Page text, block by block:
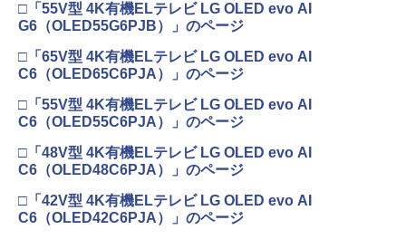
□「55V型 4K有機ELテレビ LG OLED evo AI
G6（OLED55G6PJB）」のページ
□「65V型 4K有機ELテレビ LG OLED evo AI
C6（OLED65C6PJA）」のページ
□「55V型 4K有機ELテレビ LG OLED evo AI
C6（OLED55C6PJA）」のページ
□「48V型 4K有機ELテレビ LG OLED evo AI
C6（OLED48C6PJA）」のページ
□「42V型 4K有機ELテレビ LG OLED evo AI
C6（OLED42C6PJA）」のページ